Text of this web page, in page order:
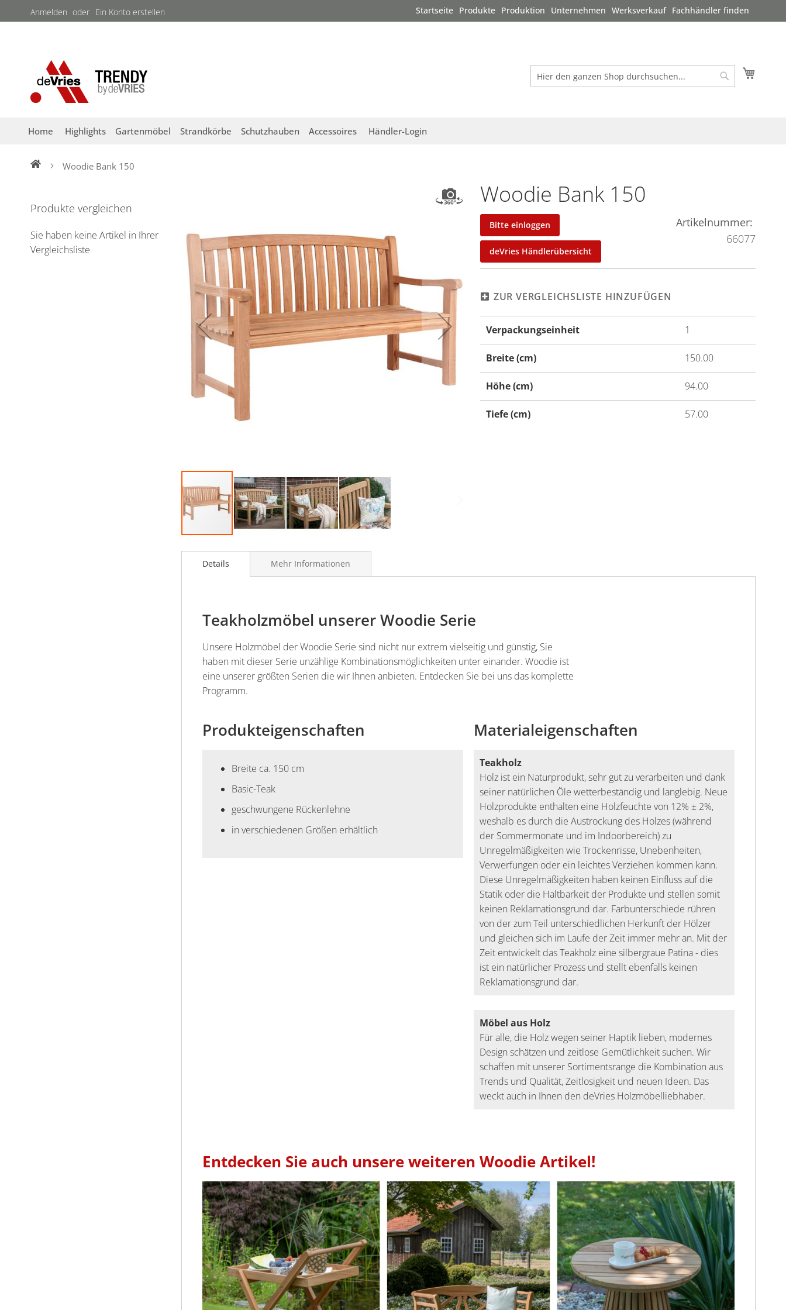
Direkt
zum
Anmelden Ein Konto erstellen Startseite Produkte Produktion Unternehmen Werksverkauf Fachhändler finden
Suche
Suche
Home Highlights Gartenmöbel Strandkörbe Schutzhauben Accessoires Händler-Login
Woodie Bank 150
Woodie Bank 150
Bitte einloggen
deVries Händlerübersicht
Artikelnummer
66077
ZUR VERGLEICHSLISTE HINZUFÜGEN
Informationen
Verpackungseinheit 1
Breite (cm) 150.00
Höhe (cm) 94.00
Tiefe (cm) 57.00
Bildergalerie
springen
AnfangDetails
Teakholzmöbel unserer Woodie Serie
Unsere Holzmöbel der Woodie Serie sind nicht nur extrem vielseitig und günstig, Sie
haben mit dieser Serie unzählige Kombinationsmöglichkeiten unter einander. Woodie ist
eine unserer größten Serien die wir Ihnen anbieten. Entdecken Sie bei uns das komplette
Programm.
Produkteigenschaften
Breite ca. 150 cm
Basic-Teak
geschwungene Rückenlehne
in verschiedenen Größen erhältlich
Materialeigenschaften
Teakholz
Holz ist ein Naturprodukt, sehr gut zu verarbeiten und dank
seiner natürlichen Öle wetterbeständig und langlebig. Neue
Holzprodukte enthalten eine Holzfeuchte von 12% ± 2%,
weshalb es durch die Austrockung des Holzes (während
der Sommermonate und im Indoorbereich) zu
Unregelmäßigkeiten wie Trockenrisse, Unebenheiten,
Verwerfungen oder ein leichtes Verziehen kommen kann.
Diese Unregelmäßigkeiten haben keinen Einfluss auf die
Statik oder die Haltbarkeit der Produkte und stellen somit
keinen Reklamationsgrund dar. Farbunterschiede rühren
von der zum Teil unterschiedlichen Herkunft der Hölzer
und gleichen sich im Laufe der Zeit immer mehr an. Mit der
Zeit entwickelt das Teakholz eine silbergraue Patina - dies
ist ein natürlicher Prozess und stellt ebenfalls keinen
Reklamationsgrund dar.
Möbel aus Holz
Für alle, die Holz wegen seiner Haptik lieben, modernes
Design schätzen und zeitlose Gemütlichkeit suchen. Wir
schaffen mit unserer Sortimentsrange die Kombination aus
Trends und Qualität, Zeitlosigkeit und neuen Ideen. Das
weckt auch in Ihnen den deVries Holzmöbelliebhaber.
Entdecken Sie auch unsere weiteren Woodie Artikel!
Mehr Informationen
Produkte vergleichen
Sie haben keine Artikel in Ihrer
Vergleichsliste